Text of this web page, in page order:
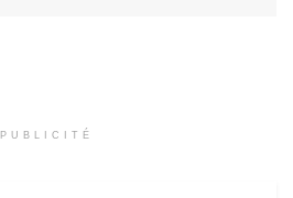
PUBLICITÉ